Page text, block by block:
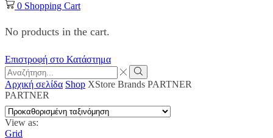
0 Shopping Cart
No products in the cart.
Επιστροφή στο Κατάστημα
Search
input
Search
Αρχική σελίδα Shop XStore Brands PARTNER
PARTNER
View as:
Grid